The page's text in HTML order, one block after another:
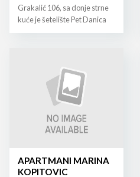
Grakalić 106, sa donje strne
kuće je šetelište Pet Danica
APARTMANI MARINA
KOPITOVIC